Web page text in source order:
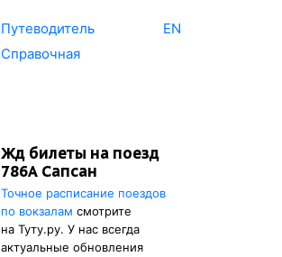
Путеводитель
Справочная
EN
Жд билеты на поезд
786А Сапсан
Точное расписание поездов
по вокзалам смотрите
на Туту.ру. У нас всегда
актуальные обновления